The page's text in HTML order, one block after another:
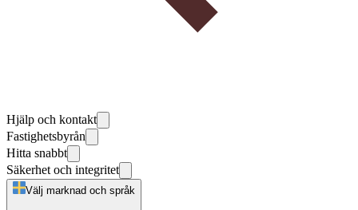
Hjälp och kontakt
Fastighetsbyrån
Hitta snabbt
Säkerhet och integritet
Välj marknad och språk